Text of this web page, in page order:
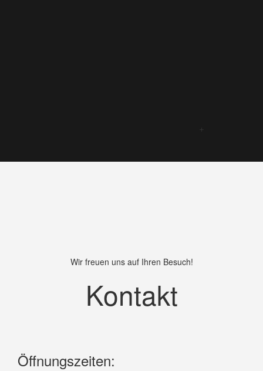
Wir freuen uns auf Ihren Besuch!
Kontakt
Öffnungszeiten: